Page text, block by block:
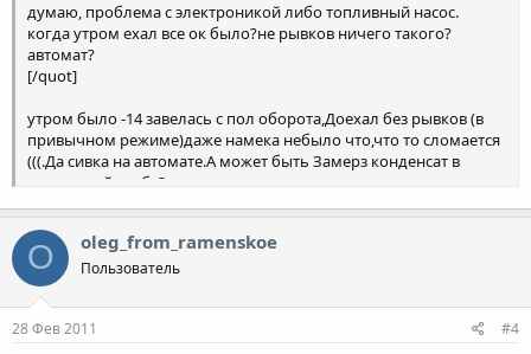
думаю, проблема с электроникой либо топливный насос.
когда утром ехал все ок было?не рывков ничего такого?
автомат?
[/quot]
утром было -14 завелась с пол оборота,Доехал без рывков (в
привычном режиме)даже намека небыло что,что то сломается
(((.Да сивка на автомате.А может быть Замерз конденсат в
выхлопной трубе?
O oleg_from_ramenskoe
Пользователь
28 Фев 2011 #4